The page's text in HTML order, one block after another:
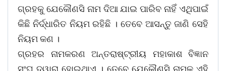
ଗ୍ରହକୁ ଯେକୌଣସି ନାମ ଦିଆ ଯାଇ ପାରିବ ନାହିଁ ଏଥିପାଇଁ
କିଛି ନିର୍ଦ୍ଧାରିତ ନିୟମ ରହିଛି । ତେବେ ଆସନ୍ତୁ ଜାଣି ସେହି
ନିୟମ କଣ ।
ଗ୍ରହର ନାମକରଣ ଅନ୍ତରାଷ୍ଟ୍ରୀୟ ମହାକାଶ ବିଜ୍ଞାନ